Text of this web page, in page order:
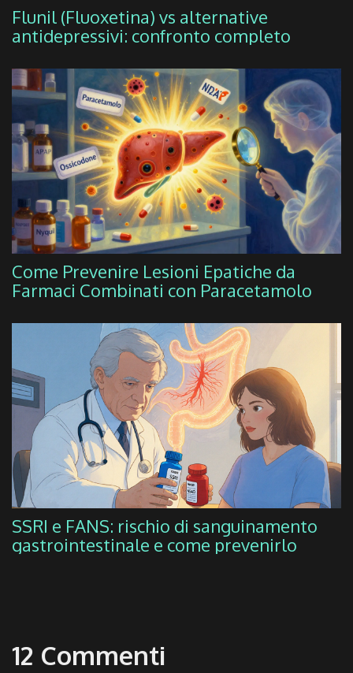
Flunil (Fluoxetina) vs alternative
antidepressivi: confronto completo
Come Prevenire Lesioni Epatiche da
Farmaci Combinati con Paracetamolo
SSRI e FANS: rischio di sanguinamento
gastrointestinale e come prevenirlo
12 Commenti